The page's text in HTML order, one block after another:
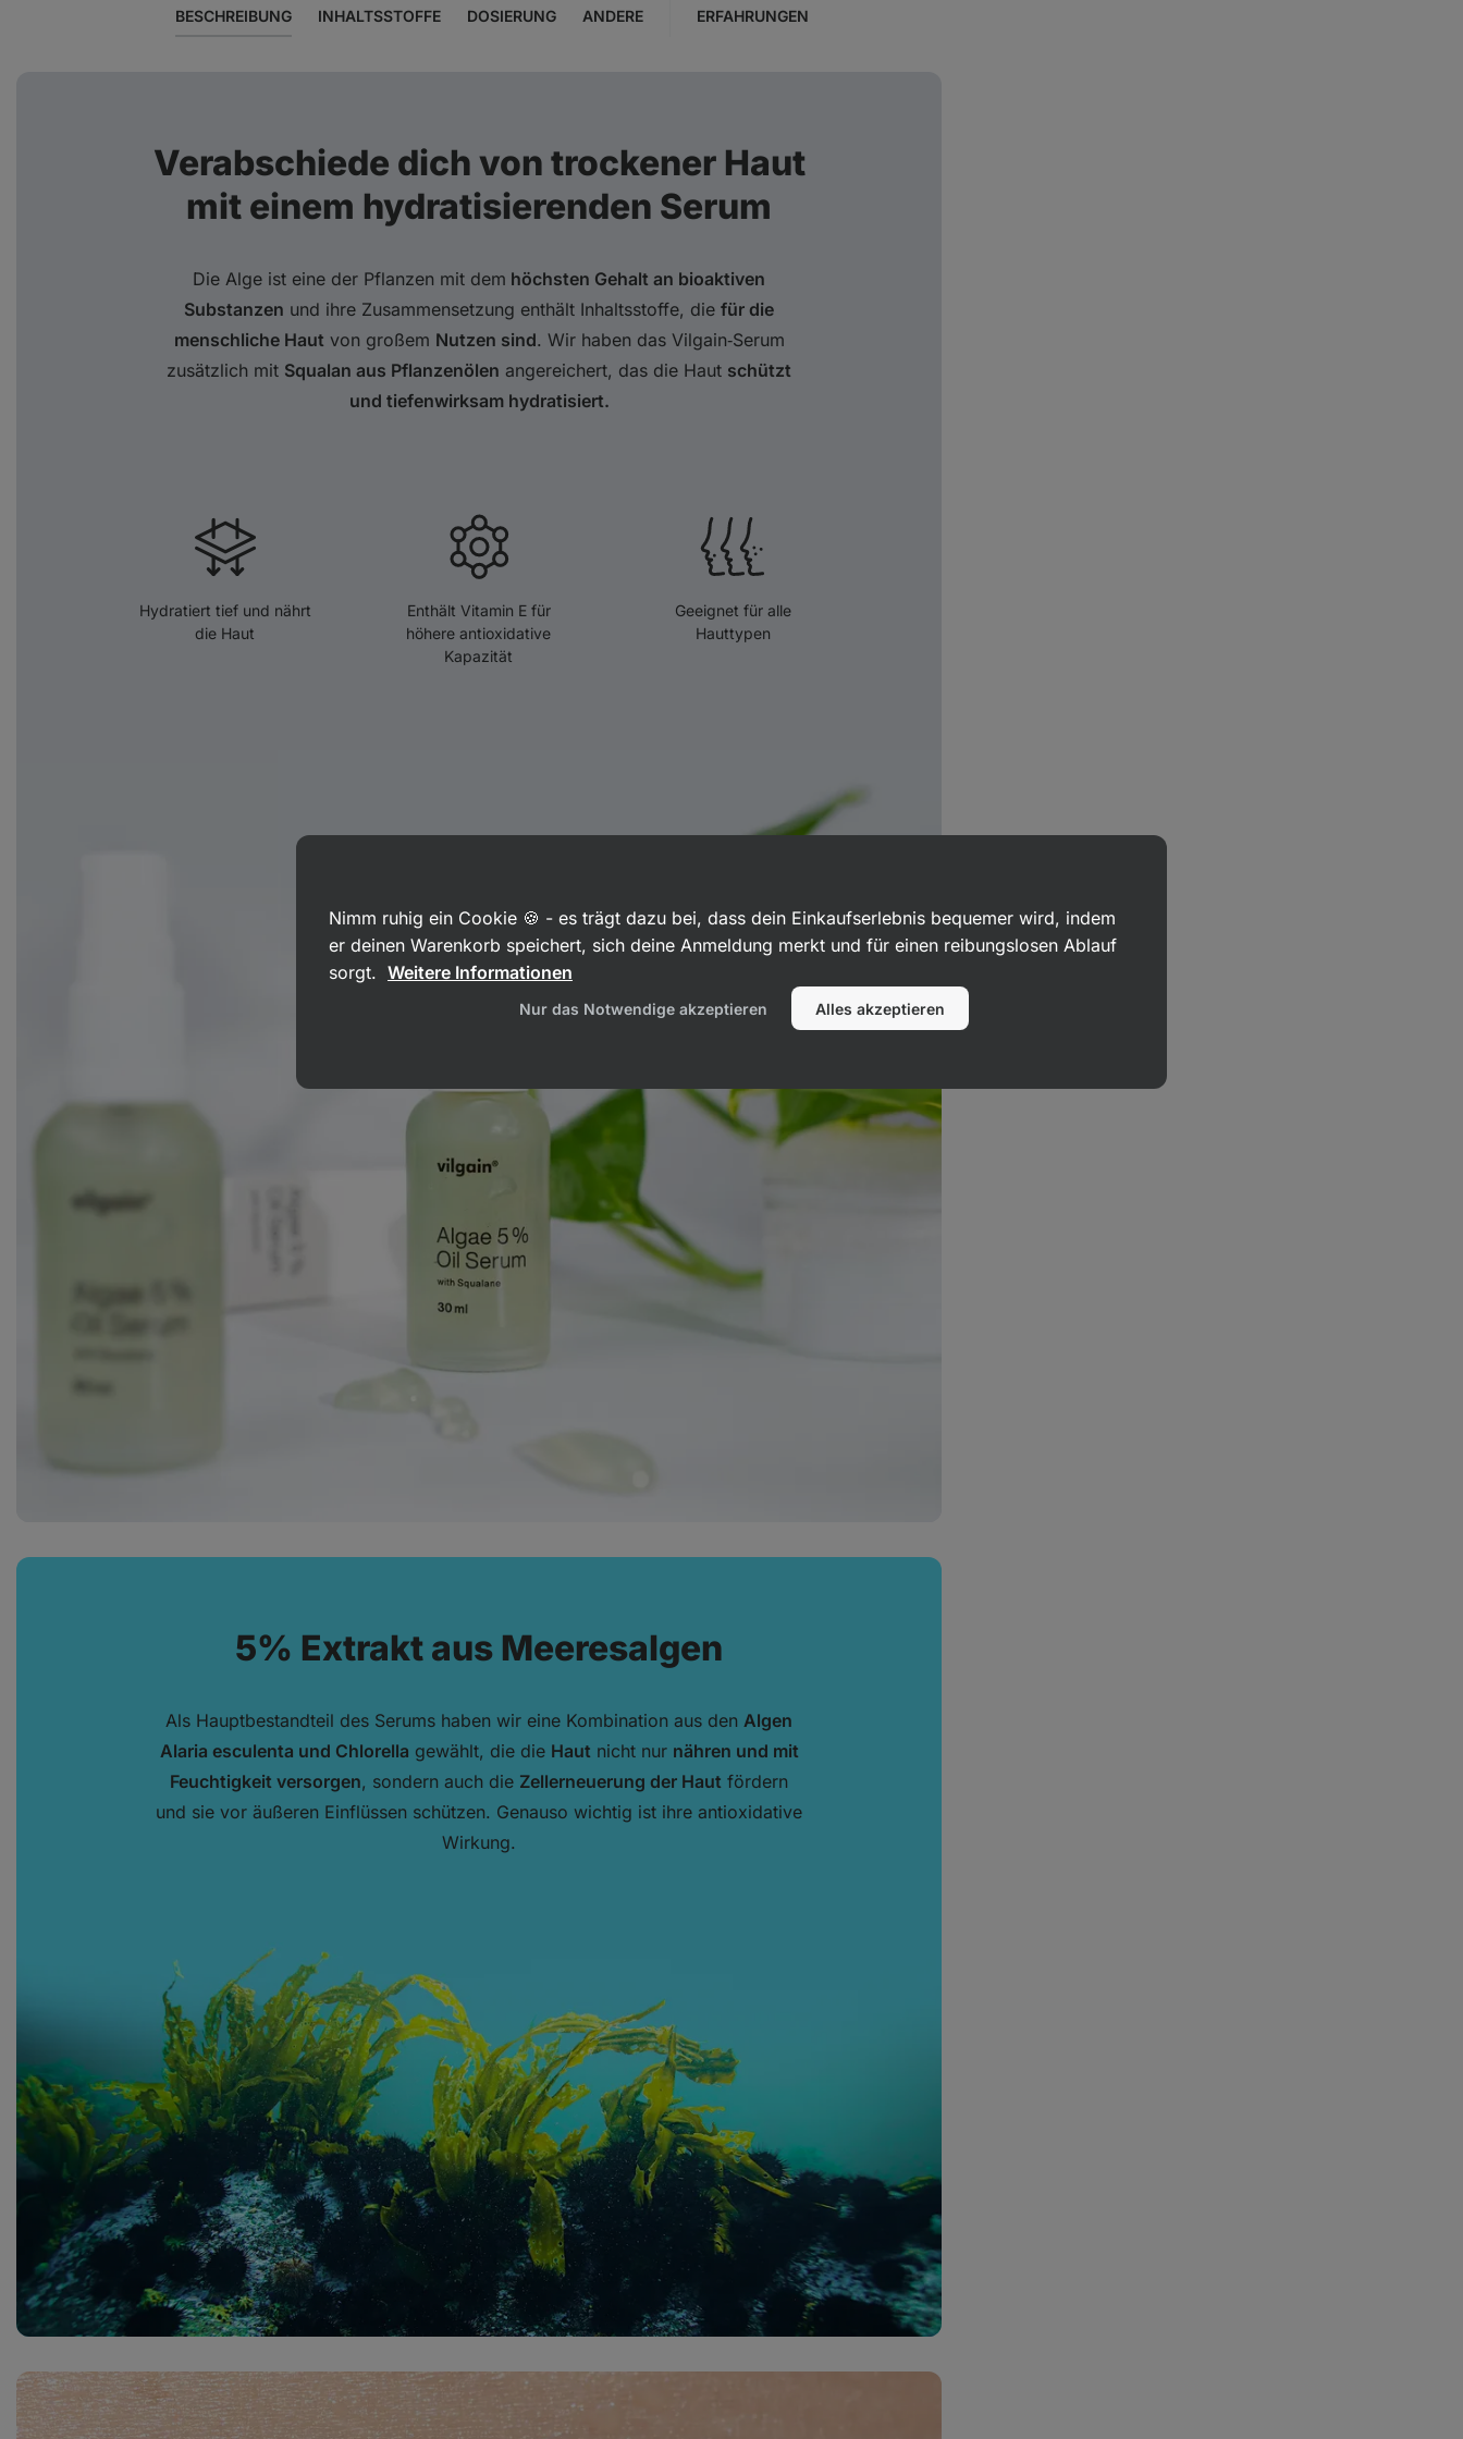
BESCHREIBUNG INHALTSSTOFFE DOSIERUNG ANDERE ERFAHRUNGEN
Verabschiede dich von trockener Haut
mit einem hydratisierenden Serum
Die Alge ist eine der Pflanzen mit dem höchsten Gehalt an bioaktiven
Substanzen und ihre Zusammensetzung enthält Inhaltsstoffe, die für die
menschliche Haut von großem Nutzen sind. Wir haben das Vilgain‑Serum
zusätzlich mit Squalan aus Pflanzenölen angereichert, das die Haut schützt
und tiefenwirksam hydratisiert.
Hydratiert tief und nährt
die Haut
Enthält Vitamin E für
höhere antioxidative
Kapazität
Geeignet für alle
Hauttypen
5% Extrakt aus Meeresalgen
Als Hauptbestandteil des Serums haben wir eine Kombination aus den Algen
Alaria esculenta und Chlorella gewählt, die die Hautnicht nur nähren und mit
Feuchtigkeit versorgen, sondern auch die Zellerneuerung der Haut fördern
und sie vor äußeren Einflüssen schützen. Genauso wichtig ist ihre antioxidative
Wirkung.
Nimm ruhig ein Cookie 🍪 - es trägt dazu bei, dass dein Einkaufserlebnis bequemer wird, indem
er deinen Warenkorb speichert, sich deine Anmeldung merkt und für einen reibungslosen Ablauf
sorgt. Weitere Informationen
Nur das Notwendige akzeptieren Alles akzeptieren